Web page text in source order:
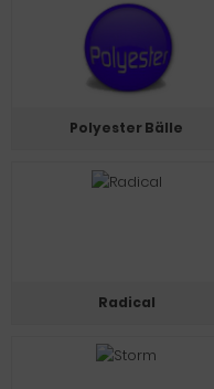
Polyester Bälle
Radical